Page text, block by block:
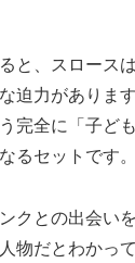
と、スロース
迫力がありま
完全に「子ど
るセットです。
クとの出会い
物だとわかっ